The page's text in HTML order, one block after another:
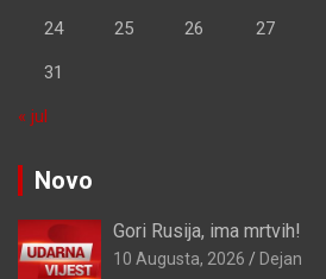
24 25 26 27
31
« jul
Novo
Gori Rusija, ima mrtvih!
10 Augusta, 2026 Dejan